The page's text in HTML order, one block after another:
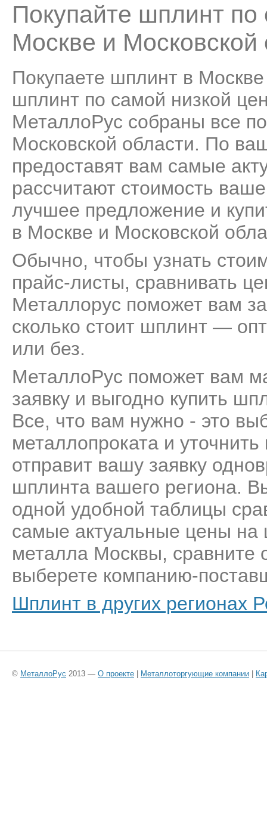
Покупайте шплинт
Москве и Московской
Покупаете шплинт в
шплинт по самой низкой
МеталлоРус собраны все
Московской области. По
предоставят вам самые
рассчитают стоимость
лучшее предложение и
в Москве и Московской
Обычно, чтобы узнать
прайс-листы, сравнивать
Металлорус поможет вам
сколько стоит шплинт —
или без.
МеталлоРус поможет вам
заявку и выгодно купить
Все, что вам нужно - это
металлопроката и
отправит вашу заявку
шплинта вашего региона.
одной удобной таблицы
самые актуальные цены на
металла Москвы, сравните
выберете компанию-
Шплинт в других регионах
© МеталлоРус 2013 — О проекте | Металлоторгующие компании |